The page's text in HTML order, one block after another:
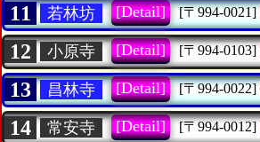
11 若林坊 [Detail] [〒994-0021]
12 小原寺 [Detail] [〒994-0103]
13 昌林寺 [Detail] [〒994-0022]
14 常安寺 [Detail] [〒994-0012]